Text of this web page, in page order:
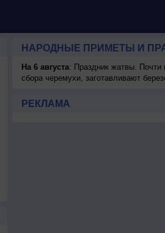
НАРОДНЫЕ ПРИМЕТЫ И
На 6 августа: Праздник жатвы. Почти
сбора черемухи, заготавливают
РЕКЛАМА